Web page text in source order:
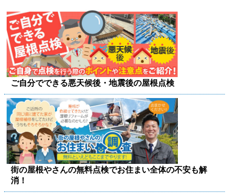
ご自分でできる悪天候後・地震後の屋根点検
街の屋根やさんの無料点検でお住まい全体の不安も解
消！